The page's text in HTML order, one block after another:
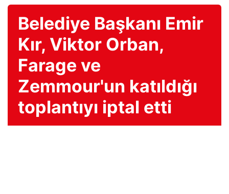
Belediye Başkanı Emir
Kır, Viktor Orban,
Farage ve
Zemmour'un katıldığı
toplantıyı iptal etti